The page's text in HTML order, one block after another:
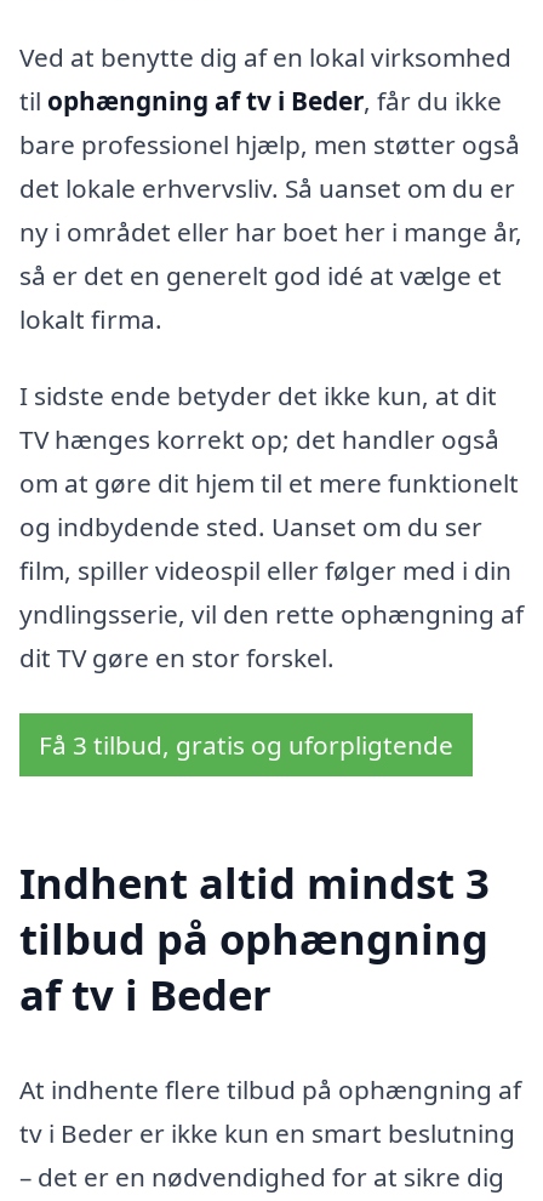
Ved at benytte dig af en lokal virksomhed
til ophængning af tv i Beder, får du ikke
bare professionel hjælp, men støtter også
det lokale erhvervsliv. Så uanset om du er
ny i området eller har boet her i mange år,
så er det en generelt god idé at vælge et
lokalt firma.
I sidste ende betyder det ikke kun, at dit
TV hænges korrekt op; det handler også
om at gøre dit hjem til et mere funktionelt
og indbydende sted. Uanset om du ser
film, spiller videospil eller følger med i din
yndlingsserie, vil den rette ophængning af
dit TV gøre en stor forskel.
Få 3 tilbud, gratis og uforpligtende
Indhent altid mindst 3
tilbud på ophængning
af tv i Beder
At indhente flere tilbud på ophængning af
tv i Beder er ikke kun en smart beslutning
– det er en nødvendighed for at sikre dig